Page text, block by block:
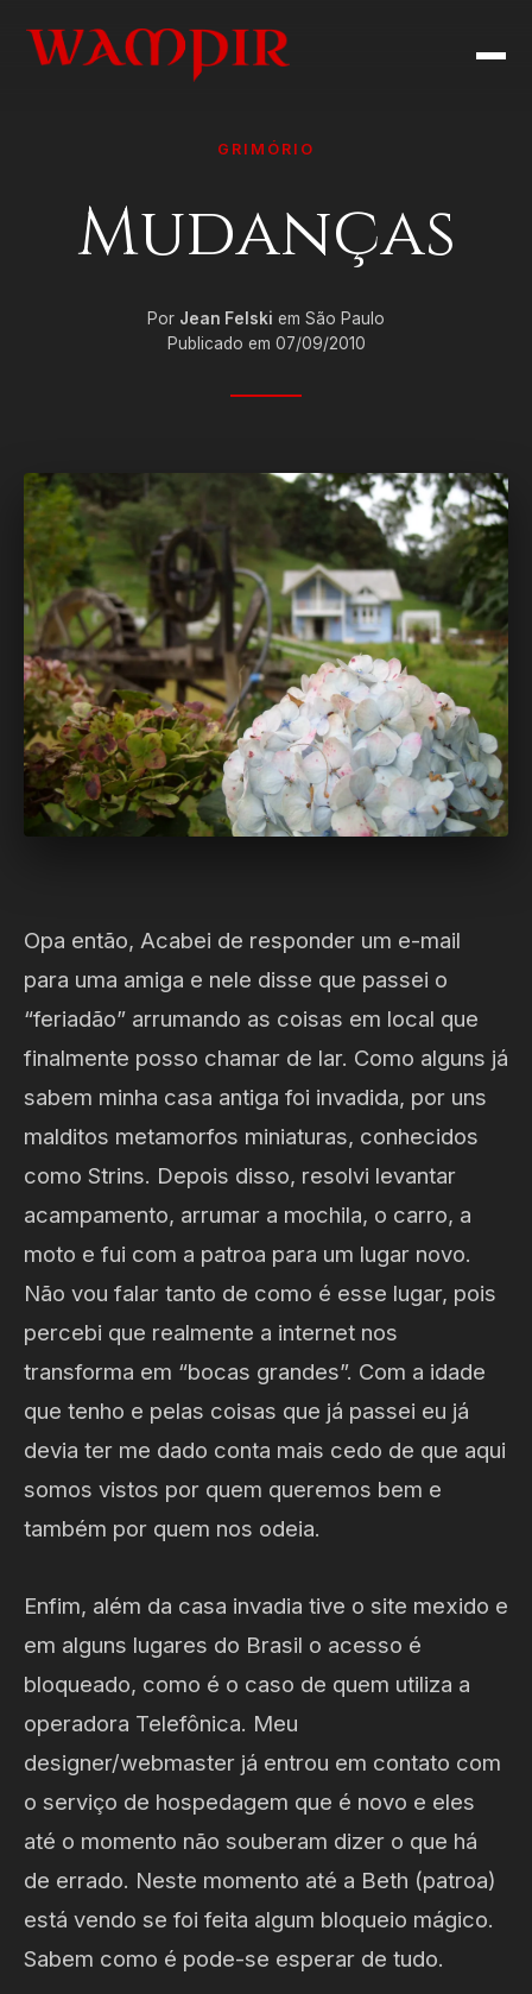
GRIMÓRIO
Mudanças
Por Jean Felski em São Paulo
Publicado em 07/09/2010
Opa então, Acabei de responder um e-mail
para uma amiga e nele disse que passei o
“feriadão” arrumando as coisas em local que
finalmente posso chamar de lar. Como alguns já
sabem minha casa antiga foi invadida, por uns
malditos metamorfos miniaturas, conhecidos
como Strins. Depois disso, resolvi levantar
acampamento, arrumar a mochila, o carro, a
moto e fui com a patroa para um lugar novo.
Não vou falar tanto de como é esse lugar, pois
percebi que realmente a internet nos
transforma em “bocas grandes”. Com a idade
que tenho e pelas coisas que já passei eu já
devia ter me dado conta mais cedo de que aqui
somos vistos por quem queremos bem e
também por quem nos odeia.
Enfim, além da casa invadia tive o site mexido e
em alguns lugares do Brasil o acesso é
bloqueado, como é o caso de quem utiliza a
operadora Telefônica. Meu
designer/webmaster já entrou em contato com
o serviço de hospedagem que é novo e eles
até o momento não souberam dizer o que há
de errado. Neste momento até a Beth (patroa)
está vendo se foi feita algum bloqueio mágico.
Sabem como é pode-se esperar de tudo.